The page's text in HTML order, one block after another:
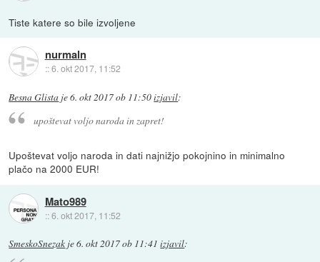
Tiste katere so bile izvoljene
nurmaln
::6. okt 2017, 11:52
Besna Glista je6. okt 2017 ob 11:50izjavil:
upoštevat voljo naroda in zapret!
Upoštevat voljo naroda in dati najnižjo pokojnino in minimalno
plačo na 2000 EUR!
Mato989
::6. okt 2017, 11:52
SmeskoSnezak je6. okt 2017 ob 11:41 izjavil: